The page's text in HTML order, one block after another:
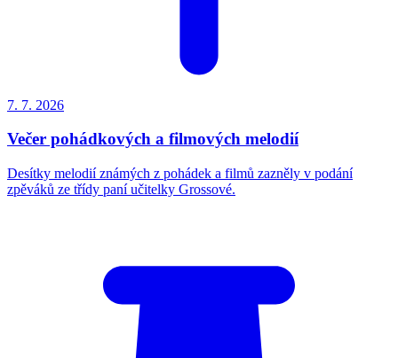
7. 7. 2026
Večer pohádkových a filmových melodií
Desítky melodií známých z pohádek a filmů zazněly v podání
zpěváků ze třídy paní učitelky Grossové.